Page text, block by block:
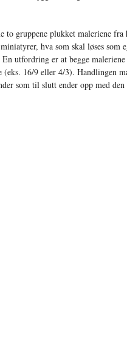
to gruppene plukket maleriene
hva som skal løses
utfordring er at begge
(eks. 16/9 eller 4/3). Handlingen
som til slutt ender opp med